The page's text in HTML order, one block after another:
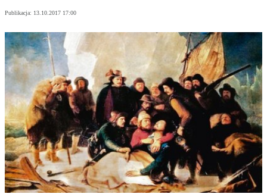
Publikacja: 13.10.2017 17:00